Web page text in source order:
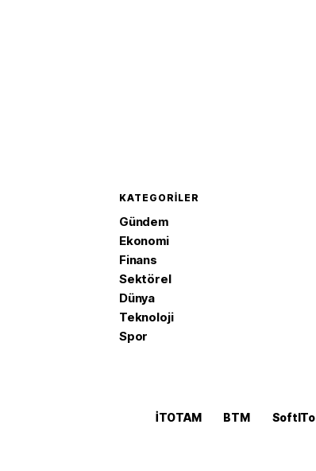
KATEGORILER
Gündem
Ekonomi
Finans
Sektörel
Dünya
Teknoloji
Spor
İTOTAM BTM SoftITo